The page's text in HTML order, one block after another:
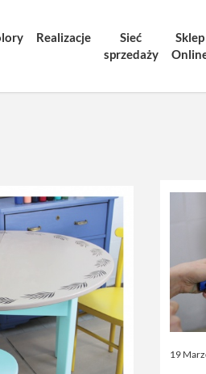
Realizacje
Sieć
sprzedaży
Sklep
19